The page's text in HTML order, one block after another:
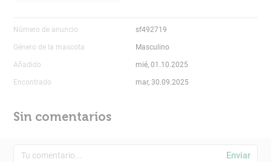
Número de anuncio sf492719
Género de la mascota Masculino
Añadido mié, 01.10.2025
Encontrado mar, 30.09.2025
Sin comentarios
Enviar